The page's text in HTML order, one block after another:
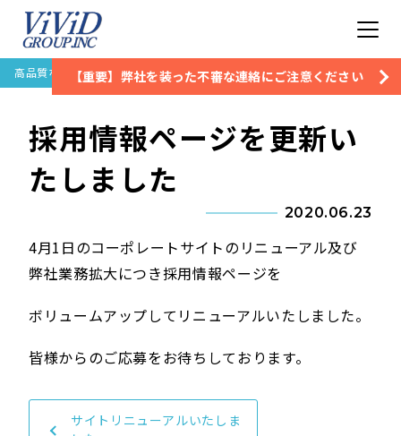
【重要】弊社を装った不審な連絡にご注意ください
高品質な住宅設備保証なら株式会社ビビッドグループお知らせ採用情報ペ
採用情報ページを更新い
たしました
2020.06.23
4月1日のコーポレートサイトのリニューアル及び
弊社業務拡大につき採用情報ページを
ボリュームアップしてリニューアルいたしました。
皆様からのご応募をお待ちしております。
サイトリニューアルいたしま